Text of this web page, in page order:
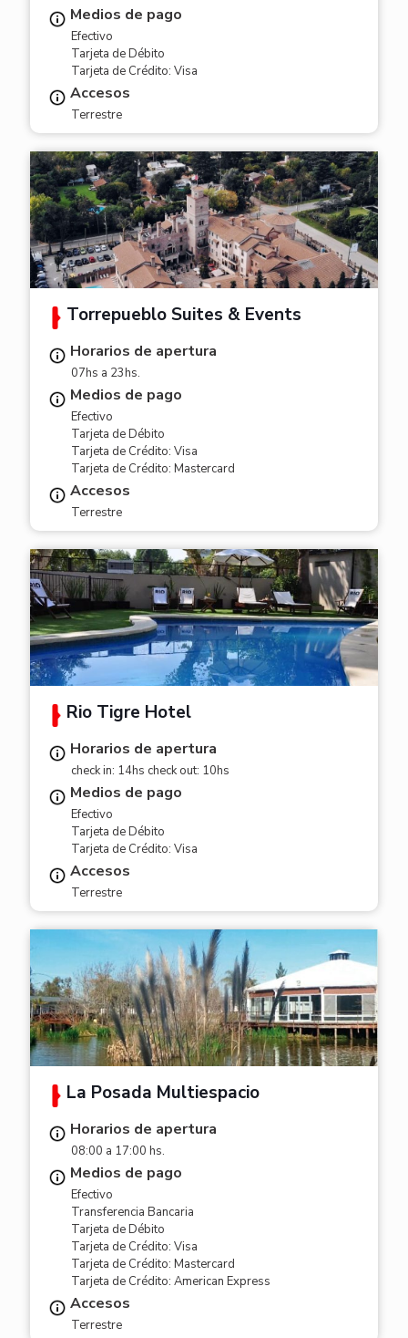
Medios de pago
Efectivo
Tarjeta de Débito
Tarjeta de Crédito: Visa
Accesos
Terrestre
Torrepueblo Suites & Events
Horarios de apertura
07hs a 23hs.
Medios de pago
Efectivo
Tarjeta de Débito
Tarjeta de Crédito: Visa
Tarjeta de Crédito: Mastercard
Accesos
Terrestre
Rio Tigre Hotel
Horarios de apertura
check in: 14hs check out: 10hs
Medios de pago
Efectivo
Tarjeta de Débito
Tarjeta de Crédito: Visa
Accesos
Terrestre
La Posada Multiespacio
Horarios de apertura
08:00 a 17:00 hs.
Medios de pago
Efectivo
Transferencia Bancaria
Tarjeta de Débito
Tarjeta de Crédito: Visa
Tarjeta de Crédito: Mastercard
Tarjeta de Crédito: American Express
Accesos
Terrestre